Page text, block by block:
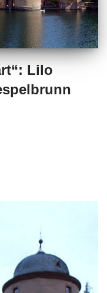
Lilo